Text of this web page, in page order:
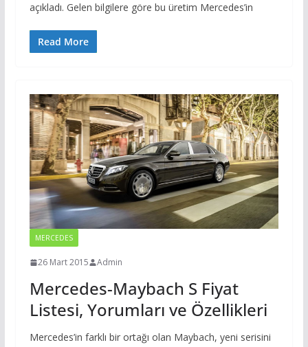
açıkladı. Gelen bilgilere göre bu üretim Mercedes’in
Read More
MERCEDES
26 Mart 2015 Admin
Mercedes-Maybach S Fiyat
Listesi, Yorumları ve Özellikleri
Mercedes’in farklı bir ortağı olan Maybach, yeni serisini